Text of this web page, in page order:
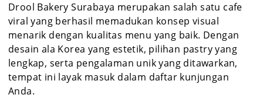
Drool Bakery Surabaya merupakan salah satu cafe
viral yang berhasil memadukan konsep visual
menarik dengan kualitas menu yang baik. Dengan
desain ala Korea yang estetik, pilihan pastry yang
lengkap, serta pengalaman unik yang ditawarkan,
tempat ini layak masuk dalam daftar kunjungan
Anda.